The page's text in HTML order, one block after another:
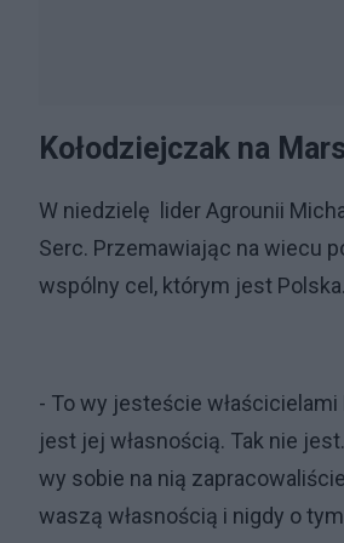
Kołodziejczak na
W niedzielę lider Agrounii
Serc. Przemawiając na wiecu
wspólny cel, którym jest Polska.
- To wy jesteście
jest jej własnością. Tak nie
wy sobie na nią
waszą własnością i nigdy o